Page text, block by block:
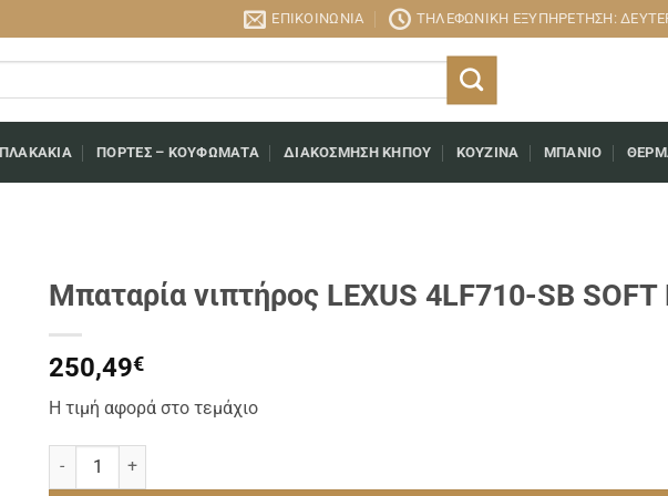
ΕΠΙΚΟΙΝΩΝΊΑ ΤΗΛΕΦΩΝΙΚΉ ΕΞΥΠΗΡΈΤΗΣΗ:
ΠΌΡΤΕΣ – ΚΟΥΦΏΜΑΤΑ ΔΙΑΚΌΣΜΗΣΗ ΚΉΠΟΥ ΚΟΥΖΊΝΑ ΜΠΆΝΙΟ
Μπαταρία νιπτήρος LEXUS 4LF710-SB SOFT
250,49€
Η τιμή αφορά στο τεμάχιο
Μπαταρία νιπτήρος LEXUS 4LF710-SB SOFT BRASS ποσότητα